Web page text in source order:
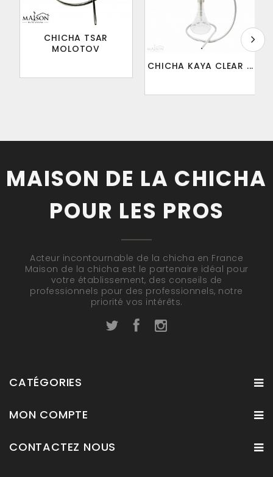
CHICHA TSAR
MOLOTOV
CHICHA KAYA CLEAR ...
MAISON DE LA CHICHA
POUR LES PROS
Acteur incontournable de la chicha en France
Maison de la chicha est le partenaire idéal pour
votre établissement, des conseils de
professionnels pour des professionnels, notre
priorité vos intérêts.
CATÉGORIES
MON COMPTE
CONTACTEZ NOUS